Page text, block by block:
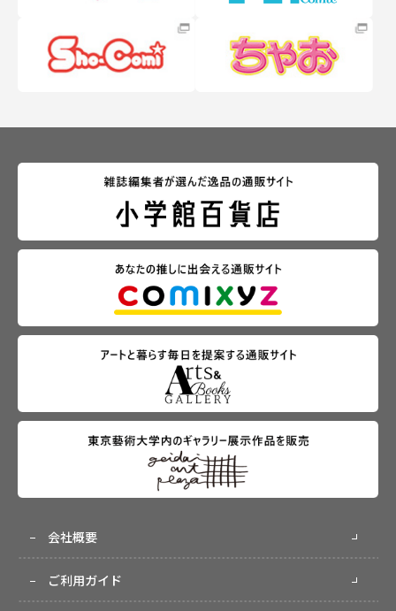
会社概要
ご利用ガイド